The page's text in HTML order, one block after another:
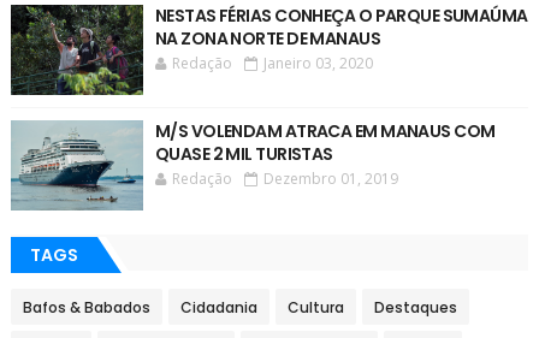
NESTAS FÉRIAS CONHEÇA O PARQUE SUMAÚMA
NA ZONA NORTE DE MANAUS
Redação Janeiro 03, 2020
M/S VOLENDAM ATRACA EM MANAUS COM
QUASE 2 MIL TURISTAS
Redação Dezembro 01, 2019
TAGS
Bafos & Babados Cidadania Cultura Destaques